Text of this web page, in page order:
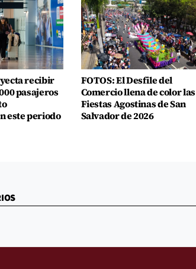
recibir
pasajeros
este periodo
FOTOS: El Desfile del
Comercio llena de color las
Fiestas Agostinas de San
Salvador de 2026